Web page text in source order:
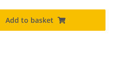
Add to basket